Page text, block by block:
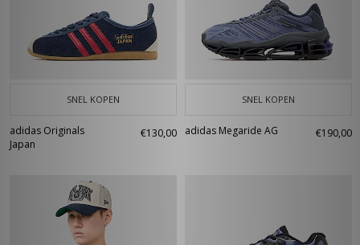
SNEL KOPEN
adidas Originals
Japan
€130,00
SNEL KOPEN
adidas Megaride AG €190,00